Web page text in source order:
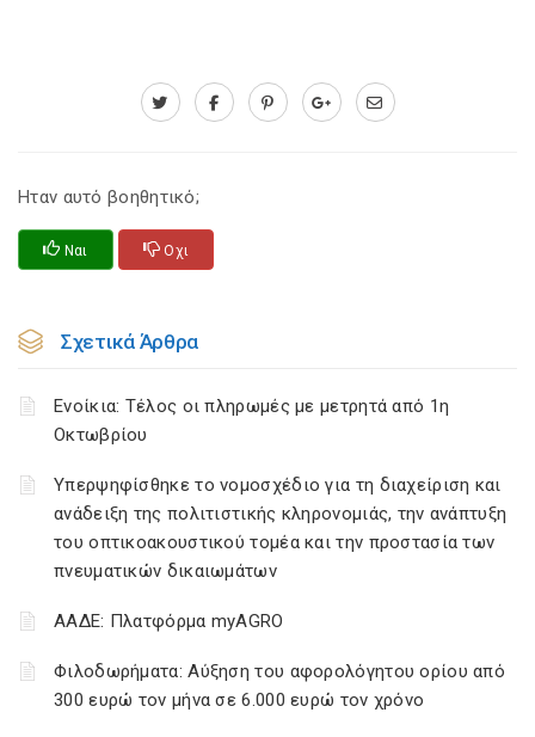
Ηταν αυτό βοηθητικό;
Ναι Οχι
Σχετικά Άρθρα
Ενοίκια: Τέλος οι πληρωμές με μετρητά από 1η
Οκτωβρίου
Υπερψηφίσθηκε το νομοσχέδιο για τη διαχείριση και
ανάδειξη της πολιτιστικής κληρονομιάς, την ανάπτυξη
του οπτικοακουστικού τομέα και την προστασία των
πνευματικών δικαιωμάτων
ΑΑΔΕ: Πλατφόρμα myAGRO
Φιλοδωρήματα: Αύξηση του αφορολόγητου ορίου από
300 ευρώ τον μήνα σε 6.000 ευρώ τον χρόνο